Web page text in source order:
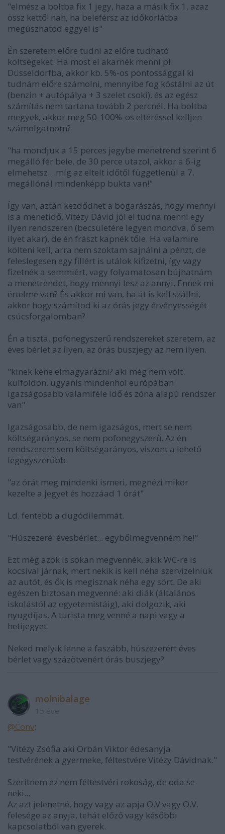
"elmész a boltba fix 1 jegy, haza a másik fix 1, azaz
össz kettő! nah, ha beleférsz az időkorlátba
megúszhatod eggyel is"
Én szeretem előre tudni az előre tudható
költségeket. Ha most el akarnék menni pl.
Düsseldorfba, akkor kb. 5%-os pontossággal ki
tudnám előre számolni, mennyibe fog kóstálni az út
(benzin + autópálya + 3 szelet csoki), és az egész
számítás nem tartana tovább 2 percnél. Ha boltba
megyek, akkor meg 50-100%-os eltéréssel kelljen
számolgatnom?
"ha mondjuk a 15 perces jegybe menetrend szerint 6
megálló fér bele, de 30 perce utazol, akkor a 6-ig
elmehetsz... míg az eltelt időtől függetlenül a 7.
megállónál mindenképp bukta van!"
Így van, aztán kezdődhet a bogarászás, hogy mennyi
is a menetidő. Vitézy Dávid jól el tudna menni egy
ilyen rendszeren (becsületére legyen mondva, ő sem
ilyet akar), de én frászt kapnék tőle. Ha valamire
költeni kell, arra nem szoktam sajnálni a pénzt, de
feleslegesen egy fillért is utálok kifizetni, így vagy
fizetnék a semmiért, vagy folyamatosan bújhatnám
a menetrendet, hogy mennyi lesz az annyi. Ennek mi
értelme van? És akkor mi van, ha át is kell szállni,
akkor hogy számítod ki az órás jegy érvényességét
csúcsforgalomban?
Én a tiszta, pofonegyszerű rendszereket szeretem, az
éves bérlet az ilyen, az órás buszjegy az nem ilyen.
"kinek kéne elmagyarázni? aki még nem volt
külföldön. ugyanis mindenhol európában
igazságosabb valamiféle idő és zóna alapú rendszer
van"
Igazságosabb, de nem igazságos, mert se nem
költségarányos, se nem pofonegyszerű. Az én
rendszerem sem költségarányos, viszont a lehető
legegyszerűbb.
"az órát meg mindenki ismeri, megnézi mikor
kezelte a jegyet és hozzáad 1 órát"
Ld. fentebb a dugódilemmát.
"Húszezeré' évesbérlet... egybőlmegvenném he!"
Ezt még azok is sokan megvennék, akik WC-re is
kocsival járnak, mert nekik is kell néha szervizelniük
az autót, és ők is megisznak néha egy sört. De aki
egészen biztosan megvenné: aki diák (általános
iskolástól az egyetemistáig), aki dolgozik, aki
nyugdíjas. A turista meg venné a napi vagy a
hetijegyet.
Neked melyik lenne a faszább, húszezerért éves
bérlet vagy százötvenért órás buszjegy?
molnibalage
@Conv:
"Vitézy Zsófia aki Orbán Viktor édesanyja
testvérének a gyermeke, féltestvére Vitézy Dávidnak."
Szeritnem ez nem féltestvéri rokoság, de oda se
neki...
Az azt jelenetné, hogy vagy az apja O.V vagy O.V.
felesége az anyja, tehát előző vagy későbbi
kapcsolatból van gyerek.